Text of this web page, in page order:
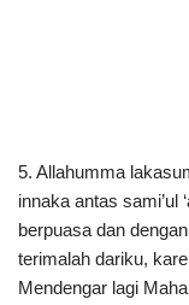
5. Allahumma
innaka antas sami’ul
berpuasa dan
terimalah dariku,
Mendengar lagi